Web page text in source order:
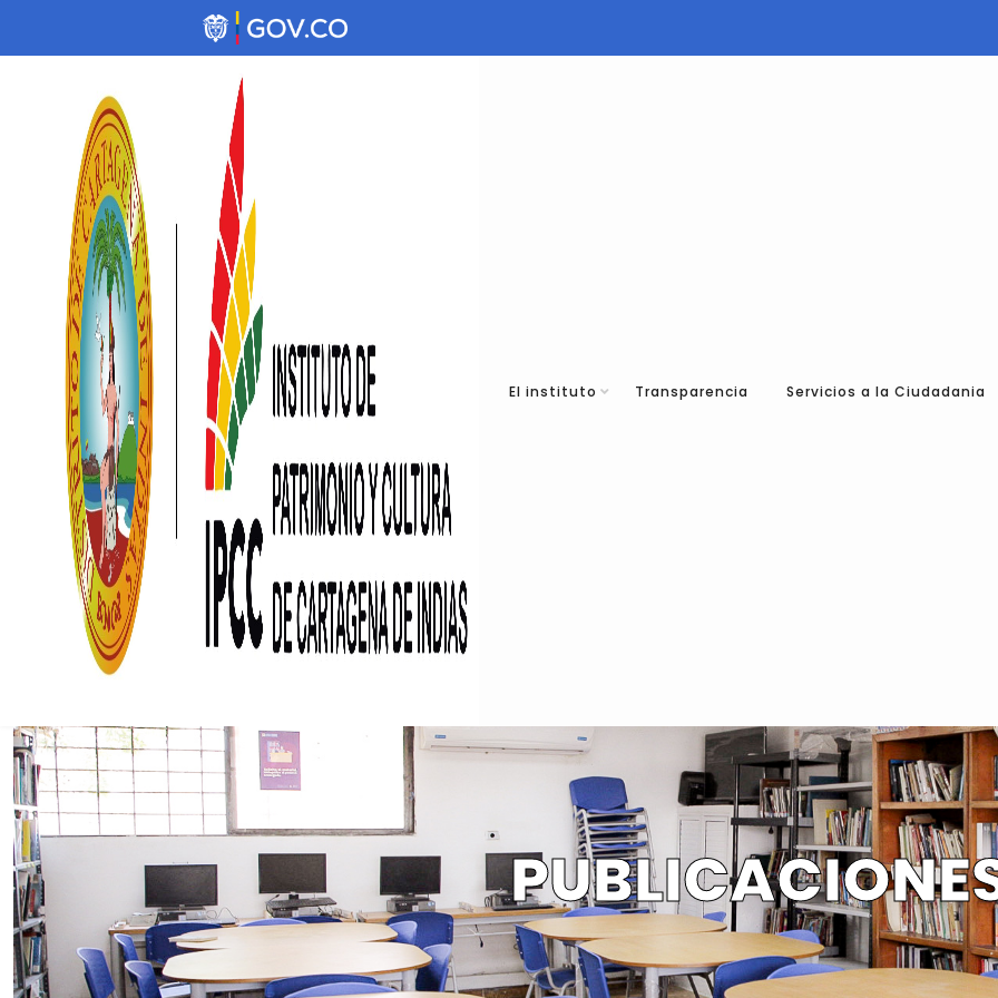
El instituto Transparencia Servicios a la Ciudadania